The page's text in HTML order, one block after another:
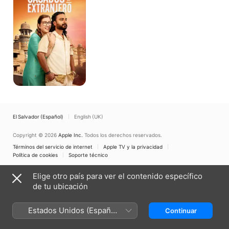
días:
casados
en
el
extranjero
El Salvador (Español) English (UK)
Copyright © 2026 Apple Inc. Todos los derechos reservados.
Términos del servicio de internet
Apple TV y la privacidad
Política de cookies
Soporte técnico
Elige otro país para ver el contenido específico
de tu ubicación
Estados Unidos (Español
México)
Continuar